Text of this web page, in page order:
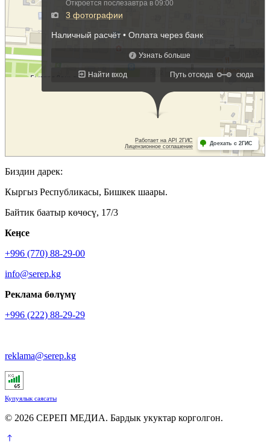
Биздин дарек:
Кыргыз Республикасы, Бишкек шаары.
Байтик баатыр көчөсү, 17/3
Кеӊсе
+996 (770) 88-29-00
info@serep.kg
Реклама бөлүмү
+996 (222) 88-29-29
reklama@serep.kg
Купуялык саясаты
© 2026 СЕРЕП МЕДИА. Бардык укуктар корголгон.